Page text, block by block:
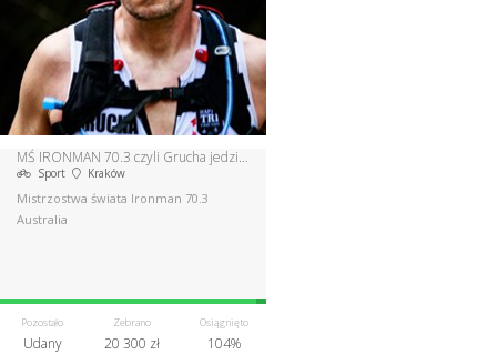
MŚ IRONMAN 70.3 czyli Grucha jedzie do Australii !!!
Sport Kraków
Mistrzostwa świata Ironman 70.3
Australia
Pozostało
Udany
Zebrano
20 300 zł
Osiągnięto
104%